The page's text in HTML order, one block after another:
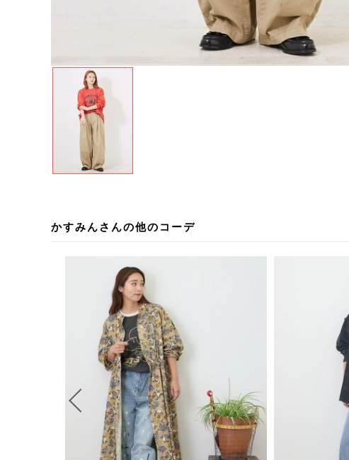
かすみんさんの他のコーデ